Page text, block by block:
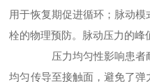
用于恢复期促进循环；脉动
栓的物理预防。脉动压力的峰
压力均匀性影响患者
均匀传导至接触面，避免了